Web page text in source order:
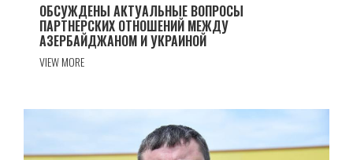
ОБСУЖДЕНЫ АКТУАЛЬНЫЕ ВОПРОСЫ
ПАРТНЕРСКИХ ОТНОШЕНИЙ МЕЖДУ
АЗЕРБАЙДЖАНОМ И УКРАИНОЙ
VIEW MORE